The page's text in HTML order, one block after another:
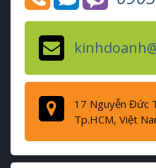
17 Nguyễn Đức
Tp.HCM, Việt